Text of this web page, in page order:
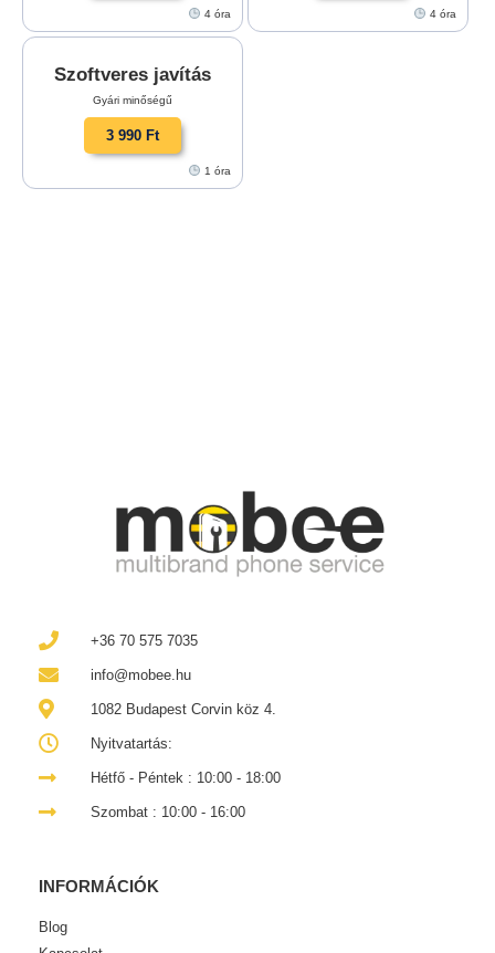
4 óra 4 óra
Szoftveres javítás
Gyári minőségű
3 990 Ft
1 óra
+36 70 575 7035
info@mobee.hu
1082 Budapest Corvin köz 4.
Nyitvatartás:
Hétfő - Péntek : 10:00 - 18:00
Szombat : 10:00 - 16:00
INFORMÁCIÓK
Blog